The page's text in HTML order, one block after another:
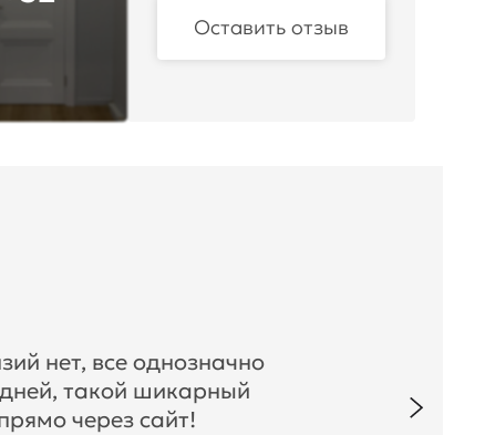
Оставить отзыв
нет, все однозначно
такой шикарный
через сайт!